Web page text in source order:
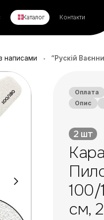
Каталог Контакти
написами • “Рускій Ваєнний
Оплата
Опис
2 шт
100/
см,